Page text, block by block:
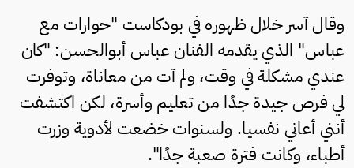
وقال آسر خلال ظهوره في بودكاست "حوارات مع
عباس" الذي يقدمه الفنان عباس أبوالحسن: "كان
عندي مشكلة في وقت، ولم آت من معاناة، وتوفرت
لي فرص جيدة جدًا من تعليم وأسرة، لكن اكتشفت
أنني أعاني نفسيا. ولسنوات خضعت لأدوية وزرت
أطباء، وكانت فترة صعبة جدًا".